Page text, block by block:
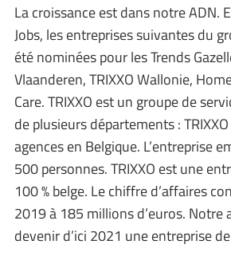
La croissance est dans notre ADN.
Jobs, les entreprises suivantes du
été nominées pour les Trends
Vlaanderen, TRIXXO Wallonie,
Care. TRIXXO est un groupe de
de plusieurs départements :
agences en Belgique. L’entreprise
500 personnes. TRIXXO est une
100 % belge. Le chiffre d’affaires
2019 à 185 millions d’euros. Notre
devenir d’ici 2021 une entreprise